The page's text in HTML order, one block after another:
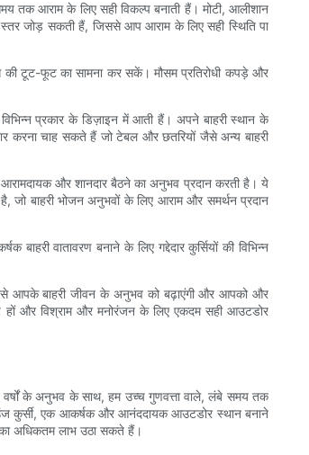
तक आराम के लिए सही विकल्प बनाती हैं। मोटी, आलीशान
स्तर जोड़ सकती हैं, जिससे आप आराम के लिए सही स्थिति पा
की टूट-फूट का सामना कर सकें। मौसम प्रतिरोधी कपड़े और
प्रकार के डिज़ाइन में आती हैं। अपने बाहरी स्थान के
करना चाह सकते हैं जो टेबल और छतरियों जैसे अन्य बाहरी
आरामदायक और शानदार बैठने का अनुभव प्रदान करती है। ये
जो बाहरी भोजन अनुभवों के लिए आराम और समर्थन प्रदान
वातावरण बनाने के लिए गद्देदार कुर्सियों की विभिन्न
से आपके बाहरी जीवन के अनुभव को बढ़ाएंगी और आपको और
और विश्राम और मनोरंजन के लिए एकदम सही आउटडोर
वर्षों के अनुभव के साथ, हम उच्च गुणवत्ता वाले, लंबे समय तक
कुर्सी, एक आकर्षक और आनंददायक आउटडोर स्थान बनाने
अधिकतम लाभ उठा सकते हैं।